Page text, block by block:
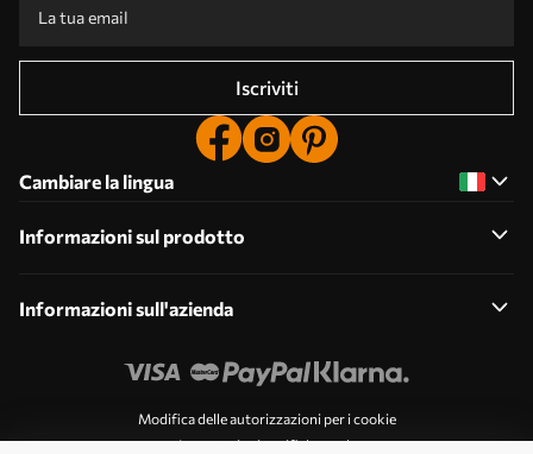
Iscriviti
Cambiare la lingua
Informazioni sul prodotto
Informazioni sull'azienda
Modifica delle autorizzazioni per i cookie
Impostazioni notifiche push